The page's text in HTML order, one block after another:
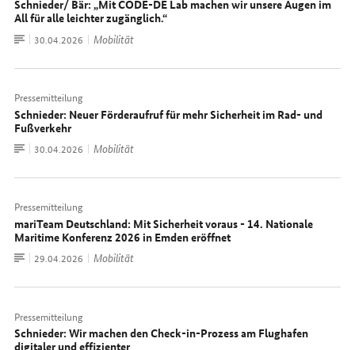
Schnieder/ Bär: „Mit CODE-DE Lab machen wir unsere Augen im
All für alle leichter zugänglich.“
Zum
Dokument
Datum:
30.04.2026 Mobilität
Pressemitteilung
Schnieder: Neuer Förderaufruf für mehr Sicherheit im Rad- und
Fußverkehr
Zum
Dokument
Datum:
30.04.2026 Mobilität
Pressemitteilung
mariTeam Deutschland: Mit Sicherheit voraus - 14. Nationale
Maritime Konferenz 2026 in Emden eröffnet
Zum
Dokument
Datum:
29.04.2026 Mobilität
Pressemitteilung
Schnieder: Wir machen den Check-in-Prozess am Flughafen
digitaler und effizienter